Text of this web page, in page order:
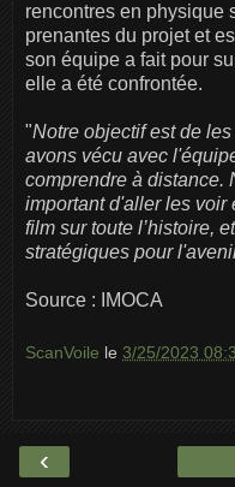
rencontres en physique
prenantes du projet et
son équipe a fait pour
elle a été confrontée.
"Notre objectif est de
avons vécu avec
comprendre à distance.
important d'aller les voir
film sur toute l’histoire,
stratégiques pour
Source : IMOCA
ScanVoile le 3/25/2023
‹